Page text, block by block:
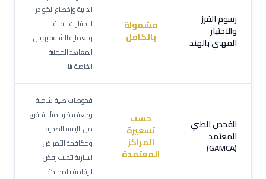
رسوم الفرز
والاختبار
المهني بالهند
مشمولة
بالكامل
الذاتية وإخضاع الكوادر
للاختبارات الفنية
والعملية الشاقة بورش
المعاهد المهنية
الخاصة بنا.
الفحص الطبي
المعتمد
(GAMCA)
حسب
تسعيرة
المراكز
المعتمدة
فحوصات طبية شاملة
ومعتمدة رسمياً للتحقق
من اللياقة الصحية
ومكافحة الأمراض
السارية لتجنب رفض
الإقامة بالمملكة.